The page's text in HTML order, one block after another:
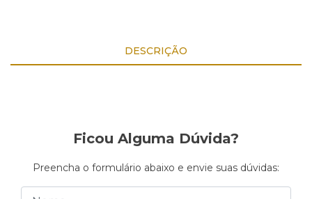
DESCRIÇÃO
Ficou Alguma Dúvida?
Preencha o formulário abaixo e envie suas dúvidas: